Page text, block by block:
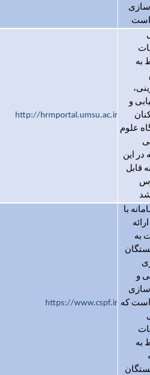
سازی
به
و
علوم
در این
قابل
http://hrmportal.umsu.ac.ir
با
به
و
سازی
که
به
https://www.cspf.ir